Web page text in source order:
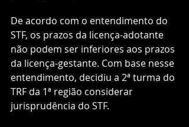
De acordo com o entendimento do
STF, os prazos da licença-adotante
não podem ser inferiores aos prazos
da licença-gestante. Com base nesse
entendimento, decidiu a 2ª turma do
TRF da 1ª região considerar
jurisprudência do STF.